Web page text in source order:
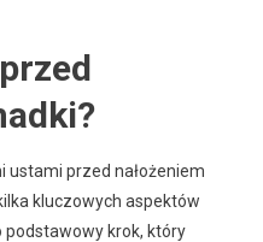
ustami przed nałożeniem
kluczowych aspektów
podstawowy krok, który